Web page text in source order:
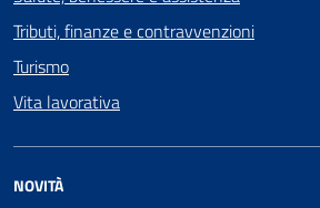
Tributi, finanze e contravvenzioni
Turismo
Vita lavorativa
NOVITÀ